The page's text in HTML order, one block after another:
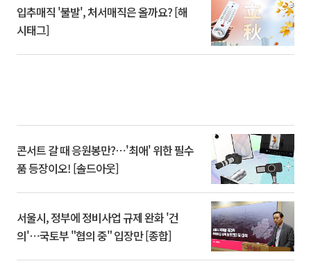
입추매직 '불발', 처서매직은 올까요? [해
시태그]
콘서트 갈 때 응원봉만?⋯'최애' 위한 필수
품 등장이오! [솔드아웃]
서울시, 정부에 정비사업 규제 완화 '건
의'⋯국토부 "협의 중" 입장만 [종합]